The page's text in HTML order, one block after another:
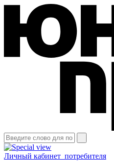
Личный кабинет потребителя